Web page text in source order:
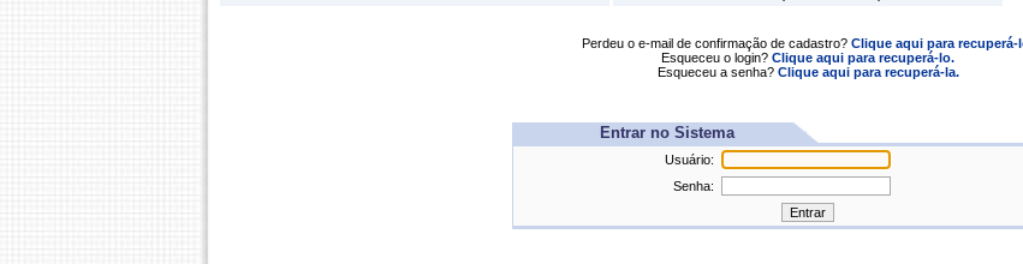
Perdeu o e-mail de confirmação de cadastro? Clique aqui para recuperá-
Esqueceu o login? Clique aqui para recuperá-lo.
Esqueceu a senha? Clique aqui para recuperá-la.
Entrar no Sistema
Usuário:
Senha: